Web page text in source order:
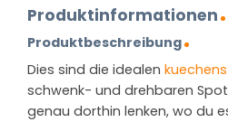
Produktinformationen
Produktbeschreibung
Dies sind die idealen
schwenk- und drehbaren
genau dorthin lenken, wo du